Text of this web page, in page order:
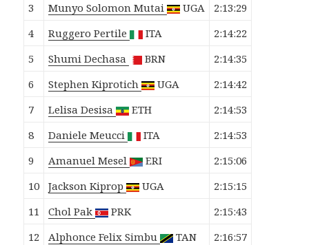
3
Munyo SolomonMutai UGA
2:13:29
4
RuggeroPertile ITA
2:14:22
5
ShumiDechasa BRN
2:14:35
6
StephenKiprotich UGA
2:14:42
7
LelisaDesisa ETH
2:14:53
8
DanieleMeucci ITA
2:14:53
9
AmanuelMesel ERI
2:15:06
10
JacksonKiprop UGA
2:15:15
11
CholPak PRK
2:15:43
12
Alphonce FelixSimbu TAN 2:16:57